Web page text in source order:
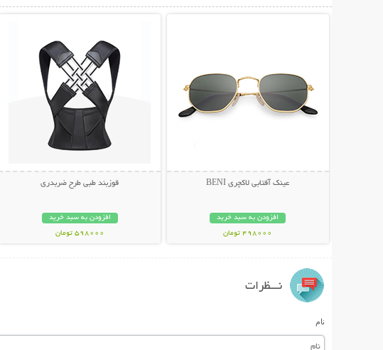
عینک آفتابی لاکچری BENI
افزودن به سبد خرید
498000 تومان
قوزبند طبی طرح ضربدری
افزودن به سبد خرید
598000 تومان
نـــظرات
نام